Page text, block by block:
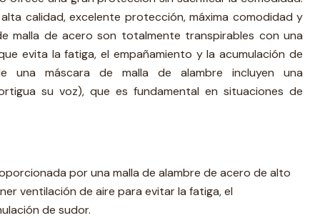
calidad, excelente protección, máxima comodidad y
malla de acero son totalmente transpirables con una
evita la fatiga, el empañamiento y la acumulación de
una máscara de malla de alambre incluyen una
su voz), que es fundamental en situaciones de
por una malla de alambre de acero de alto
ventilación de aire para evitar la fatiga, el
de sudor.